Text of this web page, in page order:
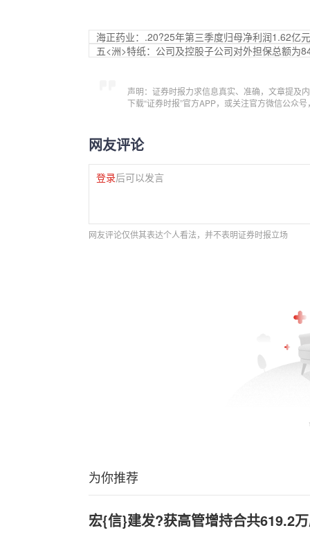
海正药业：.20?25年第三季度归母净利润1.62亿
五<洲>特纸：公司及控股子公司对外担保总额为
声明：证券时报力求信息真实、准确，文章提及
下载“证券时报”官方APP，或关注官方微信公众
网友评论
登录后可以发言
网友评论仅供其表达个人看法，并不表明证券时报立场
为你推荐
宏{信}建发?获高管增持合共619.2